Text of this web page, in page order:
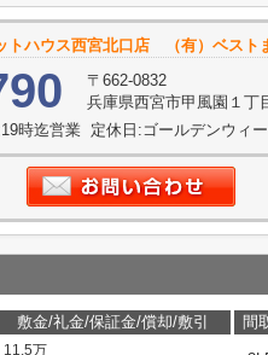
トハウス西宮北口店 （有）ベスト
〒662-0832
兵庫県西宮市甲風園１丁
時迄営業 定休日:ゴールデンウィ
敷金/礼金/保証金/償却/敷引 間
11.5万